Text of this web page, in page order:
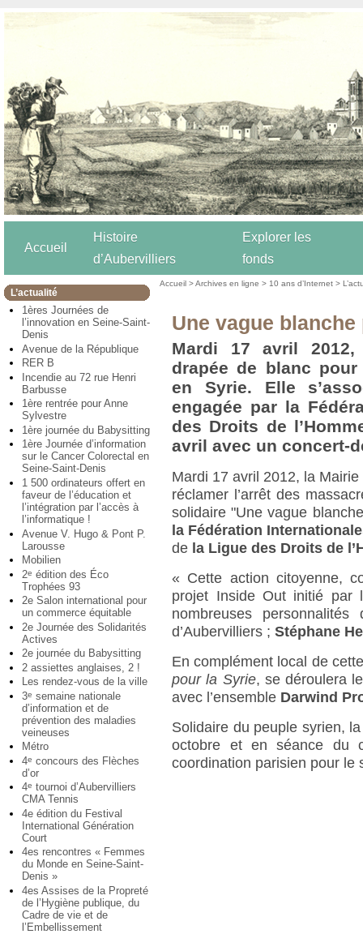
Accueil
Histoire
d’Aubervilliers
Explorer les
fonds
L’actualité
1ères Journées de
l’innovation en Seine-Saint-
Denis
Avenue de la République
RER B
Incendie au 72 rue Henri
Barbusse
1ère rentrée pour Anne
Sylvestre
1ère journée du Babysitting
1ère Journée d’information
sur le Cancer Colorectal en
Seine-Saint-Denis
1 500 ordinateurs offert en
faveur de l’éducation et
l’intégration par l’accès à
l’informatique !
Avenue V. Hugo & Pont P.
Larousse
Mobilien
2e édition des Éco
Trophées 93
2e Salon international pour
un commerce équitable
2e Journée des Solidarités
Actives
2e journée du Babysitting
2 assiettes anglaises, 2 !
Les rendez-vous de la ville
3e semaine nationale
d’information et de
prévention des maladies
veineuses
Métro
4e concours des Flèches
d’or
4e tournoi d’Aubervilliers
CMA Tennis
4e édition du Festival
International Génération
Court
4es rencontres « Femmes
du Monde en Seine-Saint-
Denis »
4es Assises de la Propreté
de l’Hygiène publique, du
Cadre de vie et de
l’Embellissement
Accueil >Archives en ligne > 10 ans d’Internet >
Une vague
Mardi 17 avril 2012,
drapée de blanc pour
en Syrie. Elle
engagée par la
des Droits de
avril avec un concert-
Mardi 17 avril 2012, la Mairie
réclamer l’arrêt des
solidaire "Une vague
la Fédération
de la Ligue des Droits de
« Cette action citoyenne,
projet Inside Out initié par
nombreuses
d’Aubervilliers ;Stéphane
En complément local de
pour la Syrie, se déroulera
avec l’ensemble Darwind
Solidaire du peuple syrien,
octobre et en séance du
coordination parisien pour le